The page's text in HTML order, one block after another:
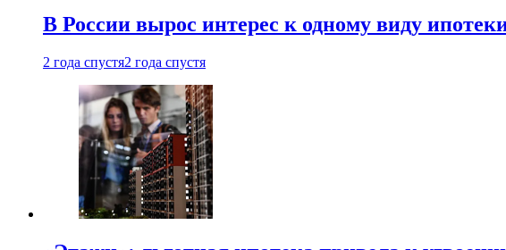
В России вырос интерес к одному виду
2 года спустя2 года спустя